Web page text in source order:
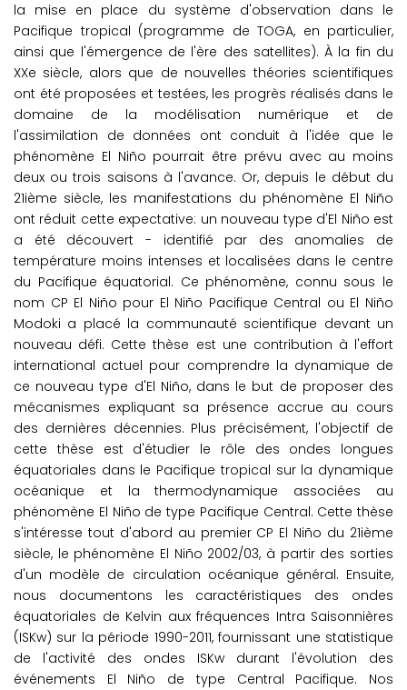
la mise en place du système d'observation dans le
Pacifique tropical (programme de TOGA, en particulier,
ainsi que l'émergence de l'ère des satellites). À la fin du
XXe siècle, alors que de nouvelles théories scientifiques
ont été proposées et testées, les progrès réalisés dans le
domaine de la modélisation numérique et de
l'assimilation de données ont conduit à l'idée que le
phénomène El Niño pourrait être prévu avec au moins
deux ou trois saisons à l'avance. Or, depuis le début du
21ième siècle, les manifestations du phénomène El Niño
ont réduit cette expectative: un nouveau type d'El Niño est
a été découvert - identifié par des anomalies de
température moins intenses et localisées dans le centre
du Pacifique équatorial. Ce phénomène, connu sous le
nom CP El Niño pour El Niño Pacifique Central ou El Niño
Modoki a placé la communauté scientifique devant un
nouveau défi. Cette thèse est une contribution à l'effort
international actuel pour comprendre la dynamique de
ce nouveau type d'El Niño, dans le but de proposer des
mécanismes expliquant sa présence accrue au cours
des dernières décennies. Plus précisément, l'objectif de
cette thèse est d'étudier le rôle des ondes longues
équatoriales dans le Pacifique tropical sur la dynamique
océanique et la thermodynamique associées au
phénomène El Niño de type Pacifique Central. Cette thèse
s'intéresse tout d'abord au premier CP El Niño du 21ième
siècle, le phénomène El Niño 2002/03, à partir des sorties
d'un modèle de circulation océanique général. Ensuite,
nous documentons les caractéristiques des ondes
équatoriales de Kelvin aux fréquences Intra Saisonnières
(ISKw) sur la période 1990-2011, fournissant une statistique
de l'activité des ondes ISKw durant l'évolution des
événements El Niño de type Central Pacifique. Nos